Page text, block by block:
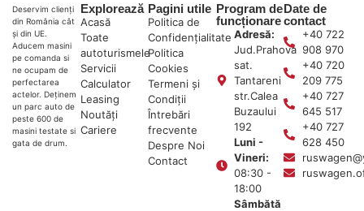
Deservim clienți
din România cât
și din UE.
Aducem masini
pe comanda si
ne ocupam de
perfectarea
actelor. Deținem
un parc auto de
peste 600 de
masini testate si
gata de drum.
Explorează
Acasă
Toate
autoturismele
Servicii
Calculator
Leasing
Noutăți
Cariere
Pagini utile
Politica de
Confidențialitate
Politica
Cookies
Termeni și
Condiții
Întrebări
frecvente
Despre Noi
Contact
Program de
funcționare
Adresă:
Jud.Prahova
sat.
Tantareni
str.Calea
Buzaului
192
Luni -
Vineri:
08:30 -
18:00
Sâmbătă
Date de
contact
+40 722
908 970
+40 720
209 775
+40 727
645 517
+40 727
628 450